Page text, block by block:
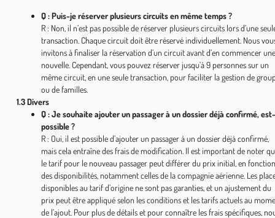
Q : Puis-je réserver plusieurs circuits en même temps ?
R : Non, il n’est pas possible de réserver plusieurs circuits lors d’une
transaction. Chaque circuit doit être réservé individuellement. Nous
invitons à finaliser la réservation d’un circuit avant d’en commencer une
nouvelle. Cependant, vous pouvez réserver jusqu’à 9 personnes sur un
même circuit, en une seule transaction, pour faciliter la gestion de
ou de familles.
1.3 Divers
Q : Je souhaite ajouter un passager à un dossier déjà confirmé,
possible ?
R : Oui, il est possible d’ajouter un passager à un dossier déjà confirmé,
mais cela entraîne des frais de modification. Il est important de noter
le tarif pour le nouveau passager peut différer du prix initial, en fonction
des disponibilités, notamment celles de la compagnie aérienne. Les
disponibles au tarif d’origine ne sont pas garanties, et un ajustement du
prix peut être appliqué selon les conditions et les tarifs actuels au
de l’ajout. Pour plus de détails et pour connaître les frais spécifiques,